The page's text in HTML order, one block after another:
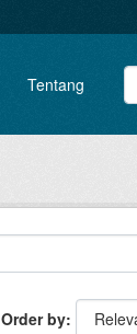
Tentang
Order by